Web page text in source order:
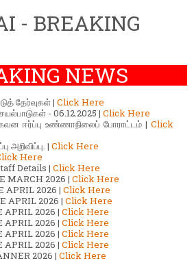
- BREAKING
NEWS
தேர்வுகள் | Click Here
- 06.12.2025 | Click Here
ஈர்ப்பு உண்ணாநிலைப் போராட்டம் | Click
| Click Here
Here
Details | Click Here
MARCH 2026 | Click Here
APRIL 2026 | Click Here
APRIL 2026 | Click Here
APRIL 2026 | Click Here
APRIL 2026 | Click Here
APRIL 2026 | Click Here
APRIL 2026 | Click Here
2026 | Click Here